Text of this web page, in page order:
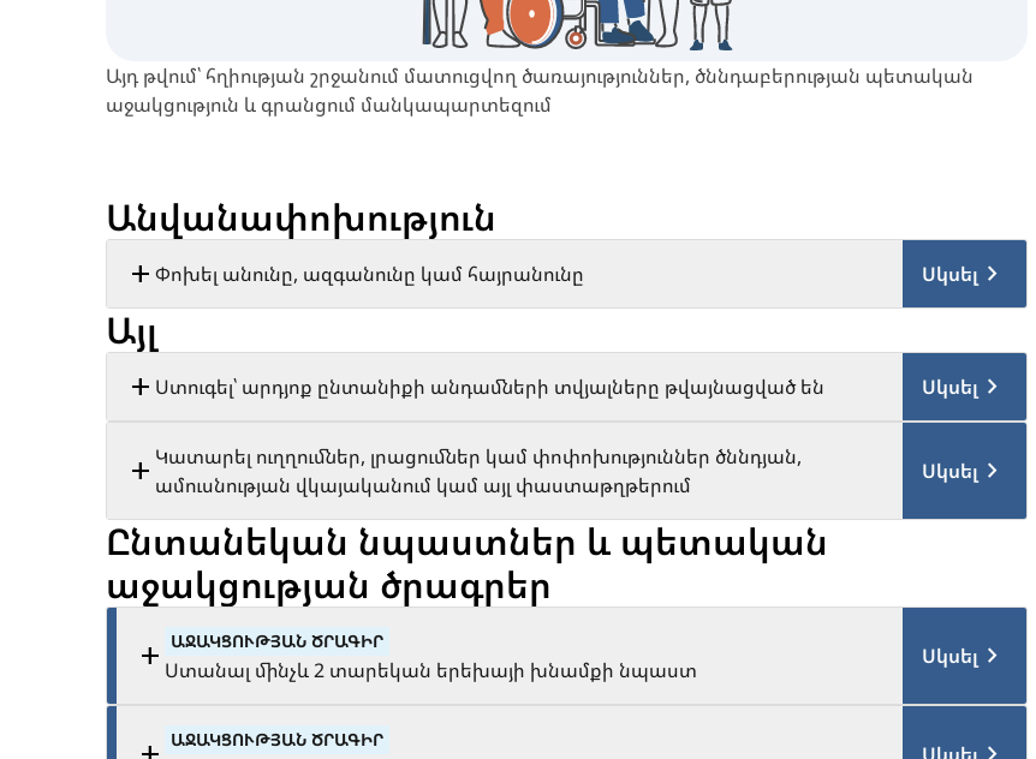
Այդ թվում՝ հղիության շրջանում մատուցվող ծառայություններ, ծննդաբերության պետական ​​
աջակցություն և գրանցում մանկապարտեզում
Անվանափոխություն
Փոխել անունը, ազգանունը կամ հայրանունը Սկսել
Այլ
Ստուգել՝ արդյոք ընտանիքի անդամների տվյալները թվայնացված են Սկսել
Կատարել ուղղումներ, լրացումներ կամ փոփոխություններ ծննդյան,
ամուսնության վկայականում կամ այլ փաստաթղթերում
Սկսել
Ընտանեկան նպաստներ և պետական
աջակցության ծրագրեր
ԱՋԱԿՑՈՒԹՅԱՆ ԾՐԱԳԻՐ
Ստանալ մինչև 2 տարեկան երեխայի խնամքի նպաստ
Սկսել
ԱՋԱԿՑՈՒԹՅԱՆ ԾՐԱԳԻՐ